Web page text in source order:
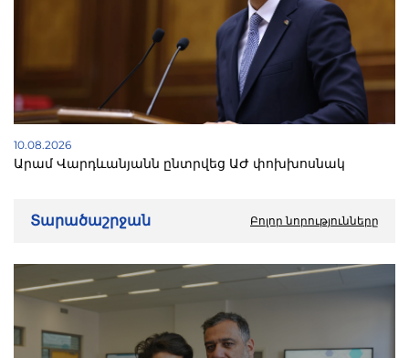
10.08.2026
Արամ Վարդևանյանն ընտրվեց ԱԺ փոխխոսնակ
Տարածաշրջան Բոլոր նորությունները